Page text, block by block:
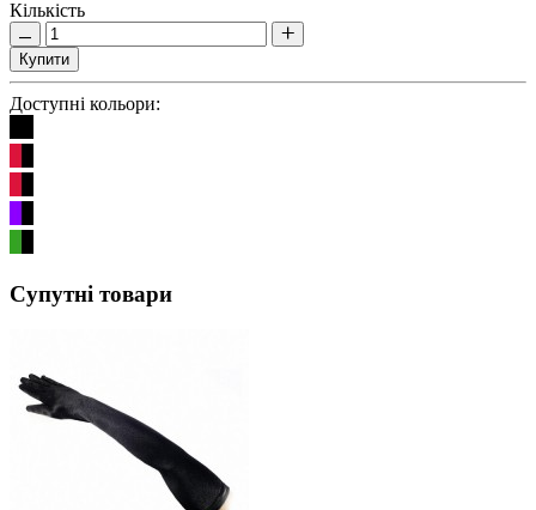
Кількість
Купити
Доступні кольори:
Супутні товари